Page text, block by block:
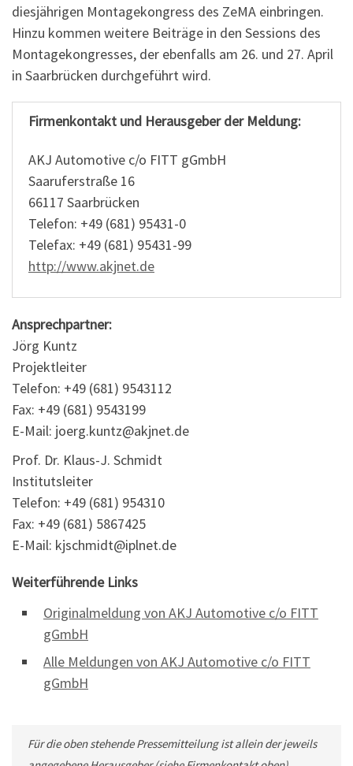
diesjährigen Montagekongress des ZeMA einbringen.
Hinzu kommen weitere Beiträge in den Sessions des
Montagekongresses, der ebenfalls am 26. und 27. April
in Saarbrücken durchgeführt wird.
Firmenkontakt und Herausgeber der Meldung:
AKJ Automotive c/o FITT gGmbH
Saaruferstraße 16
66117 Saarbrücken
Telefon: +49 (681) 95431-0
Telefax: +49 (681) 95431-99
http://www.akjnet.de
Ansprechpartner:
Jörg Kuntz
Projektleiter
Telefon: +49 (681) 9543112
Fax: +49 (681) 9543199
E-Mail: joerg.kuntz@akjnet.de
Prof. Dr. Klaus-J. Schmidt
Institutsleiter
Telefon: +49 (681) 954310
Fax: +49 (681) 5867425
E-Mail: kjschmidt@iplnet.de
Weiterführende Links
Originalmeldung von AKJ Automotive c/o FITT
gGmbH
Alle Meldungen von AKJ Automotive c/o FITT
gGmbH
Für die oben stehende Pressemitteilung ist allein der jeweils